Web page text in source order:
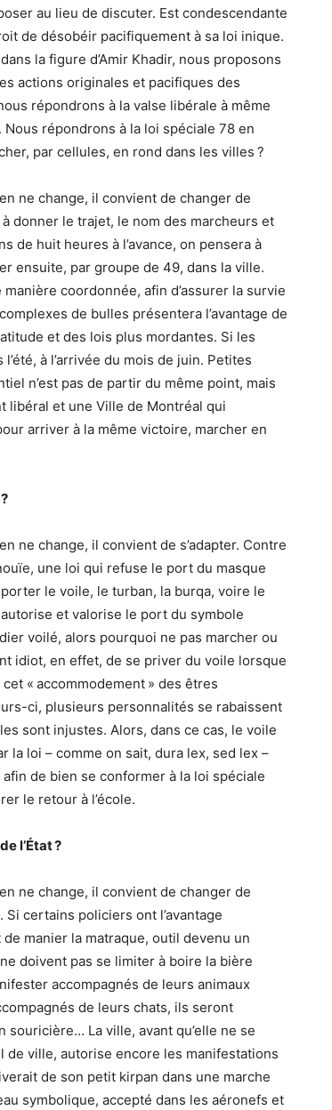
au lieu de discuter. Est condescendante
de désobéir pacifiquement à sa loi inique.
la figure d’Amir Khadir, nous proposons
actions originales et pacifiques des
répondrons à la valse libérale à même
répondrons à la loi spéciale 78 en
par cellules, en rond dans les villes ?
ne change, il convient de changer de
donner le trajet, le nom des marcheurs et
de huit heures à l’avance, on pensera à
ensuite, par groupe de 49, dans la ville.
coordonnée, afin d’assurer la survie
de bulles présentera l’avantage de
et des lois plus mordantes. Si les
à l’arrivée du mois de juin. Petites
n’est pas de partir du même point, mais
libéral et une Ville de Montréal qui
arriver à la même victoire, marcher en
ne change, il convient de s’adapter. Contre
une loi qui refuse le port du masque
le voile, le turban, la burqa, voire le
et valorise le port du symbole
voilé, alors pourquoi ne pas marcher ou
idiot, en effet, de se priver du voile lorsque
« accommodement » des êtres
ci, plusieurs personnalités se rabaissent
sont injustes. Alors, dans ce cas, le voile
la loi – comme on sait, dura lex, sed lex –
de bien se conformer à la loi spéciale
le retour à l’école.
l’État ?
ne change, il convient de changer de
certains policiers ont l’avantage
manier la matraque, outil devenu un
doivent pas se limiter à boire la bière
accompagnés de leurs animaux
de leurs chats, ils seront
La ville, avant qu’elle ne se
de ville, autorise encore les manifestations
de son petit kirpan dans une marche
symbolique, accepté dans les aéronefs et